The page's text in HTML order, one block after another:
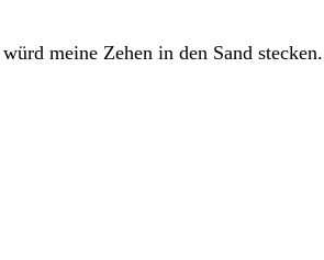
meine Zehen in den Sand